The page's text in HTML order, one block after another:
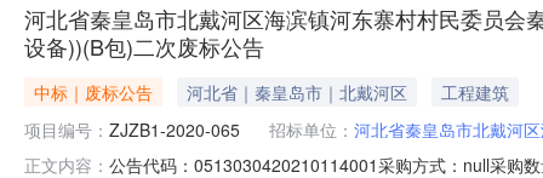
河北省秦皇岛市北戴河区海滨镇河东寨村村民委员
设备))(B包)二次废标公告
中标｜废标公告 河北省｜秦皇岛市｜北戴河区
工程建筑
项目编号： ZJZB1-2020-065 招标单位： 河北省秦皇岛市北戴河
正文内容： 公告代码：0513030420210114001采购方式：null采购